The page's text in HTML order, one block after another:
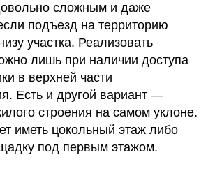
сложным и даже
подъезд на территорию
участка. Реализовать
лишь при наличии доступа
в верхней части
Есть и другой вариант —
строения на самом уклоне.
иметь цокольный этаж либо
под первым этажом.